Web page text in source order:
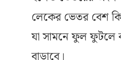
লেকের ভেতর বেশ
যা সামনে ফুল ফুটলে